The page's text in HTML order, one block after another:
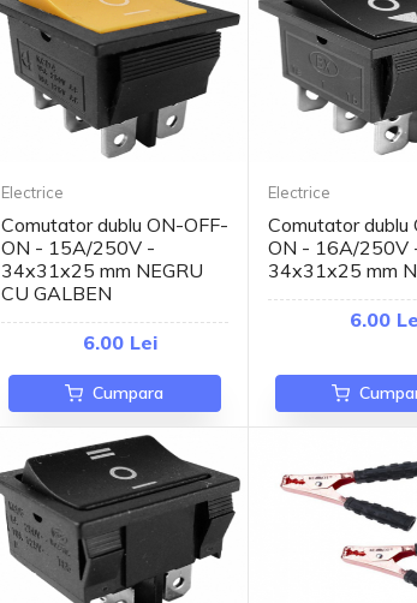
Electrice
Comutator dublu ON-OFF-
ON - 15A/250V -
34x31x25 mm NEGRU
CU GALBEN
6.00 Lei
Cumpara
Electrice
Comutator dublu
ON - 16A/250V
34x31x25 mm
6.00